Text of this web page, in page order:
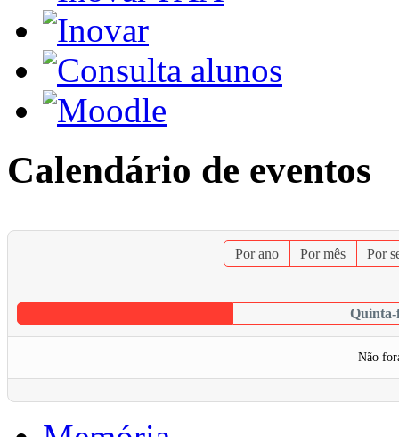
Calendário de eventos
Por ano Por mês Por
Quinta-
Não